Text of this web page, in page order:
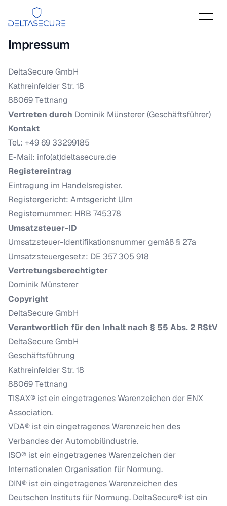
DeltaSecure
Impressum
DeltaSecure GmbH
Kathreinfelder Str. 18
88069 Tettnang
Vertreten durch Dominik Münsterer (Geschäftsführer)
Kontakt
Tel.: +49 69 33299185
E-Mail: info(at)deltasecure.de
Registereintrag
Eintragung im Handelsregister.
Registergericht: Amtsgericht Ulm
Registernummer: HRB 745378
Umsatzsteuer-ID
Umsatzsteuer-Identifikationsnummer gemäß § 27a
Umsatzsteuergesetz: DE 357 305 918
Vertretungsberechtigter
Dominik Münsterer
Copyright
DeltaSecure GmbH
Verantwortlich für den Inhalt nach § 55 Abs. 2 RStV
DeltaSecure GmbH
Geschäftsführung
Kathreinfelder Str. 18
88069 Tettnang
TISAX® ist ein eingetragenes Warenzeichen der ENX
Association.
VDA® ist ein eingetragenes Warenzeichen des
Verbandes der Automobilindustrie.
ISO® ist ein eingetragenes Warenzeichen der
Internationalen Organisation für Normung.
DIN® ist ein eingetragenes Warenzeichen des
Deutschen Instituts für Normung. DeltaSecure® ist ein